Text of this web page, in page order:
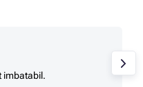
imbatabil.